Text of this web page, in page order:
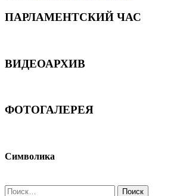
ПАРЛАМЕНТСКИЙ ЧАС
ВИДЕОАРХИВ
ФОТОГАЛЕРЕЯ
Символика
Найти: